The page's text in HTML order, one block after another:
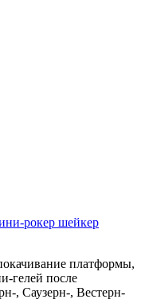
рокер шейкер
платформы,
гелей после
Саузерн‐, Вестерн‐